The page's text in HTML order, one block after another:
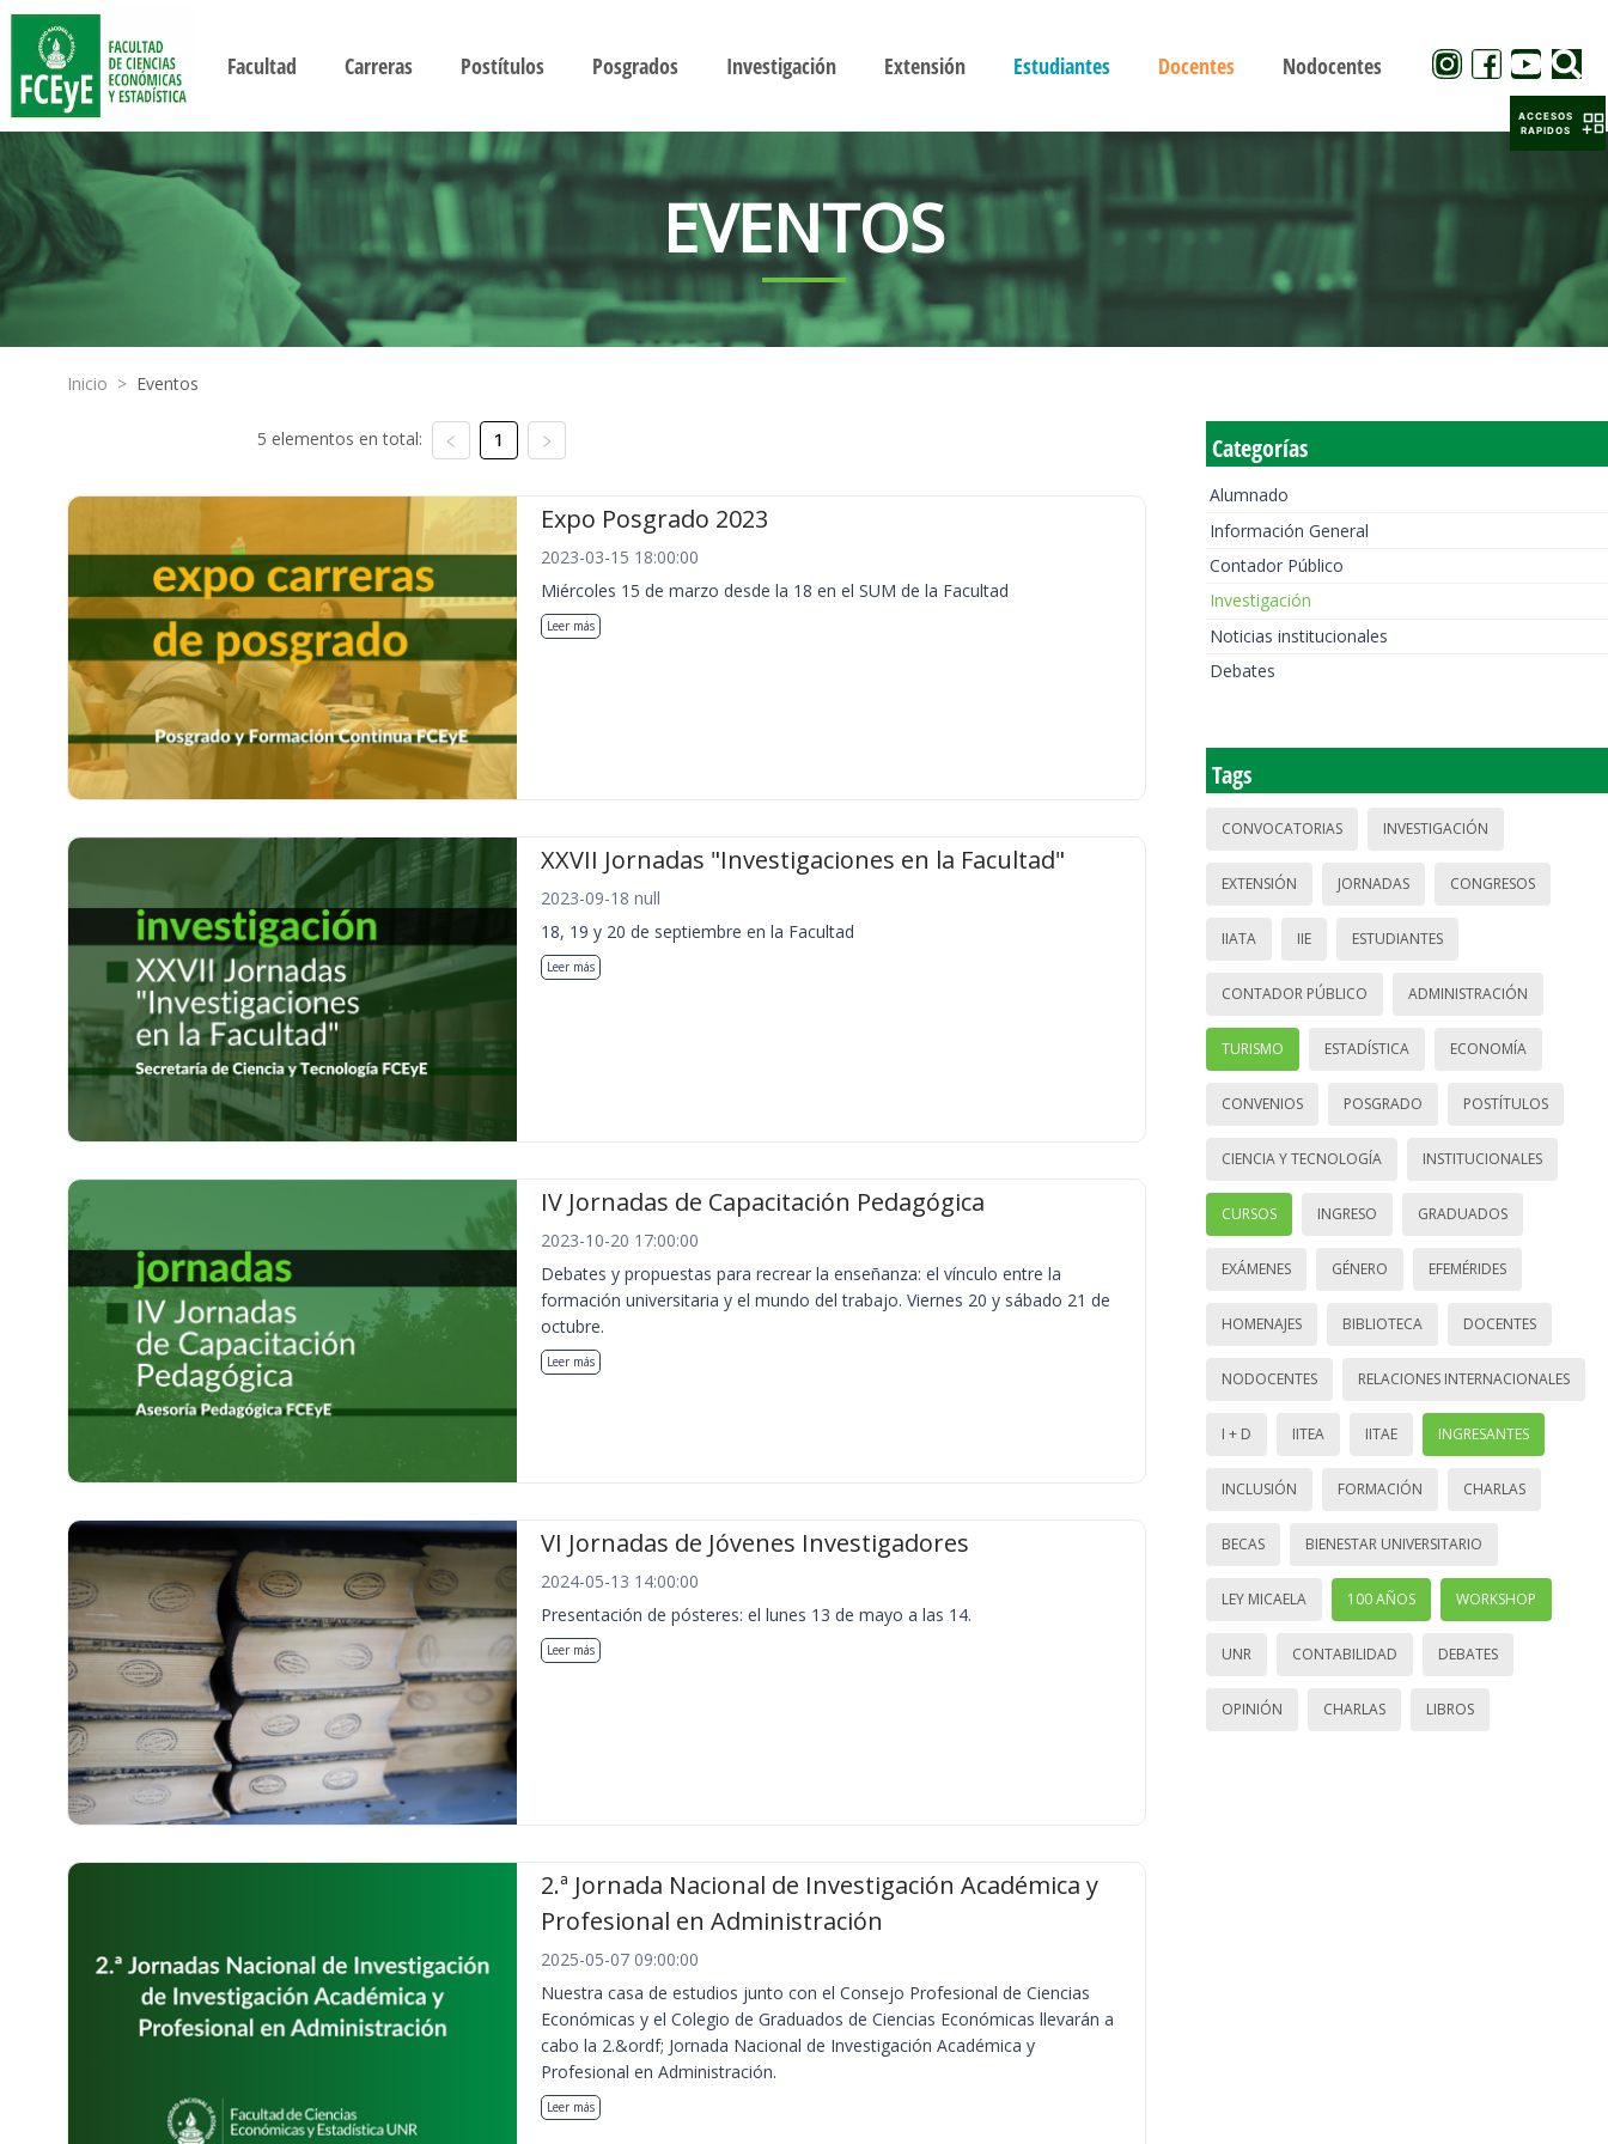
Facultad Carreras Postítulos Posgrados Investigación Extensión Estudiantes Docentes Nodocentes
EVENTOS
Inicio > Eventos
5 elementos en total: 1
Expo Posgrado 2023
2023-03-15 18:00:00
Miércoles 15 de marzo desde la 18 en el SUM de la Facultad
Leer más
XXVII Jornadas "Investigaciones en la Facultad"
2023-09-18 null
18, 19 y 20 de septiembre en la Facultad
Leer más
IV Jornadas de Capacitación Pedagógica
2023-10-20 17:00:00
Debates y propuestas para recrear la enseñanza: el vínculo entre la
formación universitaria y el mundo del trabajo. Viernes 20 y sábado 21 de
octubre.
Leer más
VI Jornadas de Jóvenes Investigadores
2024-05-13 14:00:00
Presentación de pósteres: el lunes 13 de mayo a las 14.
Leer más
2.ª Jornada Nacional de Investigación Académica y
Profesional en Administración
2025-05-07 09:00:00
Nuestra casa de estudios junto con el Consejo Profesional de Ciencias
Económicas y el Colegio de Graduados de Ciencias Económicas llevarán a
cabo la 2.&ordf; Jornada Nacional de Investigación Académica y
Profesional en Administración.
Leer más
Categorías
Alumnado
Información General
Contador Público
Investigación
Noticias institucionales
Debates
Tags
CONVOCATORIAS INVESTIGACIÓN
EXTENSIÓN JORNADAS CONGRESOS
IIATA IIE ESTUDIANTES
CONTADOR PÚBLICO ADMINISTRACIÓN
TURISMO ESTADÍSTICA ECONOMÍA
CONVENIOS POSGRADO POSTÍTULOS
CIENCIA Y TECNOLOGÍA INSTITUCIONALES
CURSOS INGRESO GRADUADOS
EXÁMENES GÉNERO EFEMÉRIDES
HOMENAJES BIBLIOTECA DOCENTES
NODOCENTES RELACIONES INTERNACIONALES
I + D IITEA IITAE INGRESANTES
INCLUSIÓN FORMACIÓN CHARLAS
BECAS BIENESTAR UNIVERSITARIO
LEY MICAELA 100 AÑOS WORKSHOP
UNR CONTABILIDAD DEBATES
OPINIÓN CHARLAS LIBROS
ACCESOS
RAPIDOS